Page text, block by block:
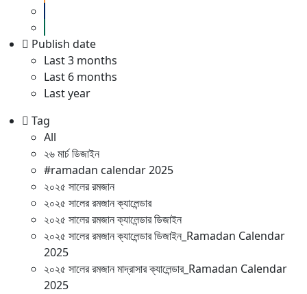
Publish date
Last 3 months
Last 6 months
Last year
Tag
All
২৬ মার্চ ডিজাইন
#ramadan calendar 2025
২০২৫ সালের রমজান
২০২৫ সালের রমজান ক্যালেন্ডার
২০২৫ সালের রমজান ক্যালেন্ডার ডিজাইন
২০২৫ সালের রমজান ক্যালেন্ডার ডিজাইন_Ramadan Calendar
2025
২০২৫ সালের রমজান মাদ্রাসার ক্যালেন্ডার_Ramadan Calendar
2025